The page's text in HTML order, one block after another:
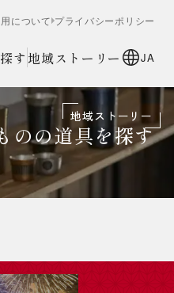
について プライバシーポリシー
す 地域ストーリー JA
ト情報
地域ストーリー
のの道具を探す